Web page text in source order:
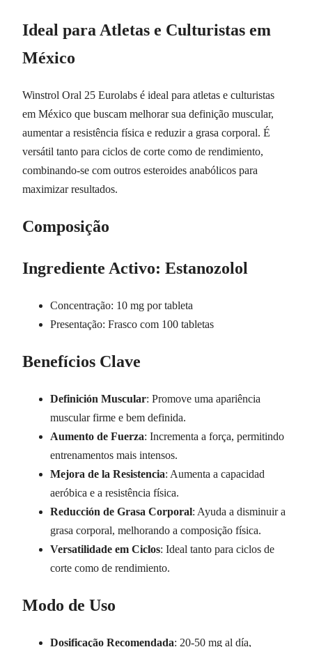
Ideal para Atletas e Culturistas em
México
Winstrol Oral 25 Eurolabs é ideal para atletas e culturistas
em México que buscam melhorar sua definição muscular,
aumentar a resistência física e reduzir a grasa corporal. É
versátil tanto para ciclos de corte como de rendimiento,
combinando-se com outros esteroides anabólicos para
maximizar resultados.
Composição
Ingrediente Activo: Estanozolol
Concentração: 10 mg por tableta
Presentação: Frasco com 100 tabletas
Benefícios Clave
Definición Muscular: Promove uma apariência
muscular firme e bem definida.
Aumento de Fuerza: Incrementa a força, permitindo
entrenamentos mais intensos.
Mejora de la Resistencia: Aumenta a capacidad
aeróbica e a resistência física.
Reducción de Grasa Corporal: Ayuda a disminuir a
grasa corporal, melhorando a composição física.
Versatilidade em Ciclos: Ideal tanto para ciclos de
corte como de rendimiento.
Modo de Uso
Dosificação Recomendada: 20-50 mg al día,